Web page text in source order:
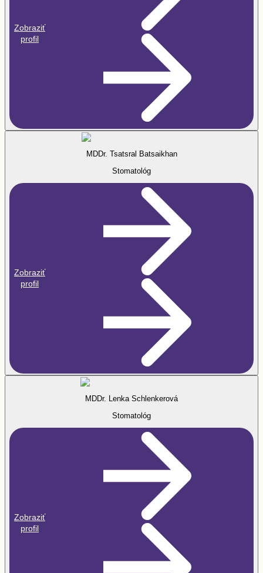
Zobraziť
profil
MDDr. Tsatsral Batsaikhan
Stomatológ
Zobraziť
profil
MDDr. Lenka Schlenkerová
Stomatológ
Zobraziť
profil